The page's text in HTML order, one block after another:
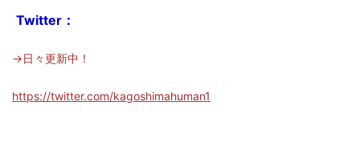
Twitter：
→日々更新中！
https://twitter.com/kagoshimahuman1